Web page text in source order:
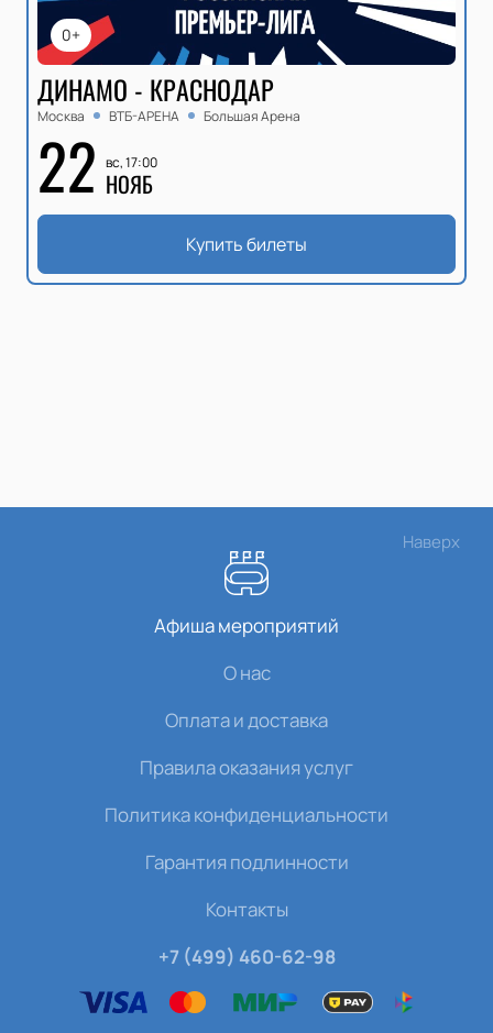
0+
ДИНАМО - КРАСНОДАР
Москва ВТБ-АРЕНА Большая Арена
22 вс, 17:00
НОЯБ
Купить билеты
Наверх
Афиша мероприятий
О нас
Оплата и доставка
Правила оказания услуг
Политика конфиденциальности
Гарантия подлинности
Контакты
+7 (499) 460-62-98